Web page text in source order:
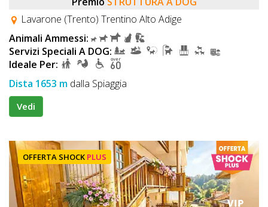
Lavarone (Trento) Trentino Alto Adige
Animali Ammessi:
Servizi Speciali A DOG:
Ideale Per:
Dista 1653 m dalla Spiaggia
Vedi
OFFERTA SHOCK PLUS